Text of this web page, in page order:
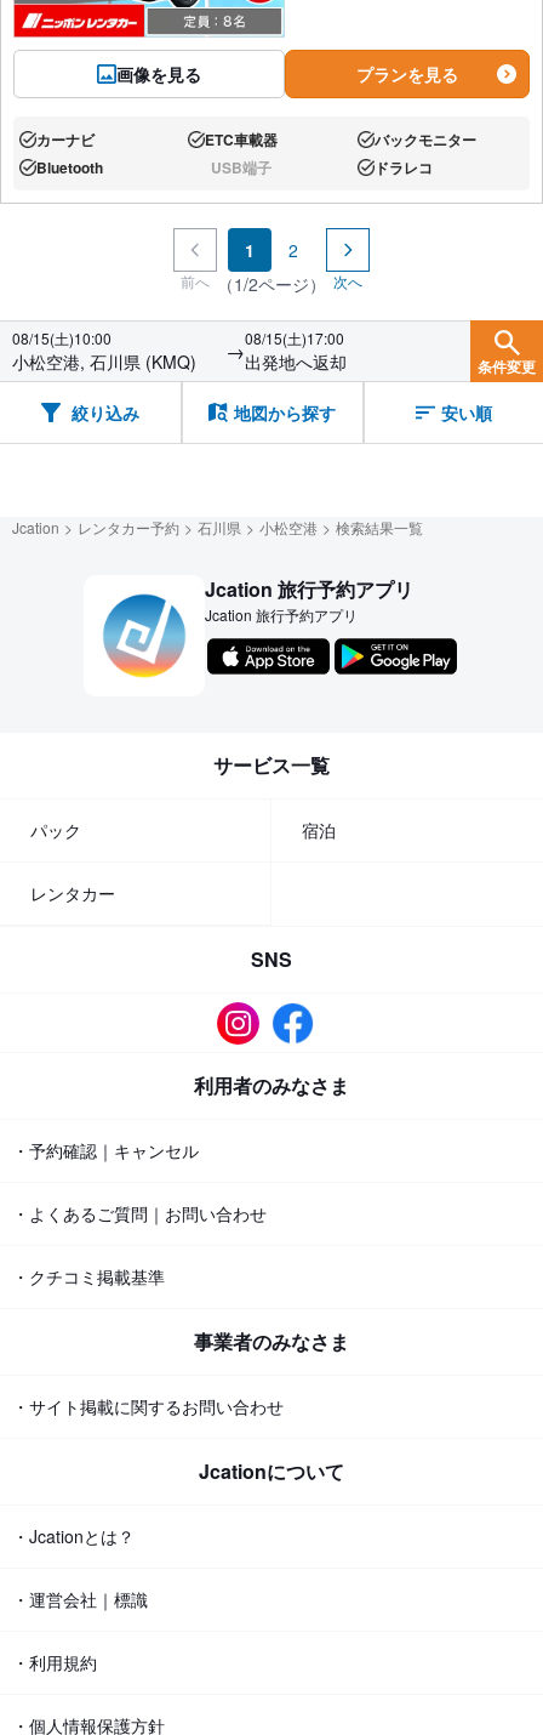
画像を見る プランを見る
あり:カーナビ あり:ETC車載器 あり:バックモニター
あり:Bluetooth なし:USB端子 あり:ドラレコ
前へ
1
2
（1/2ページ）
次へ
08/15(土)10:00
小松空港, 石川県 (KMQ) →08/15(土)17:00
出発地へ返却 条件変更
絞り込み 地図から探す 安い順
Jcation レンタカー予約 石川県 小松空港 検索結果一覧
Jcation 旅行予約アプリ
Jcation 旅行予約アプリ
サービス一覧
パック 宿泊
レンタカー
SNS
利用者のみなさま
・予約確認｜キャンセル
・よくあるご質問｜お問い合わせ
・クチコミ掲載基準
事業者のみなさま
・サイト掲載に関するお問い合わせ
Jcationについて
・Jcationとは？
・運営会社｜標識
・利用規約
・個人情報保護方針